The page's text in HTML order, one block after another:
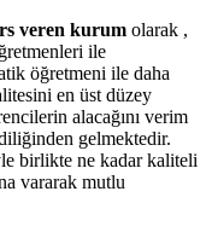
veren kurum olarak ,
ile
öğretmeni ile daha
en üst düzey
alacağını verim
gelmektedir.
birlikte ne kadar kaliteli
vararak mutlu